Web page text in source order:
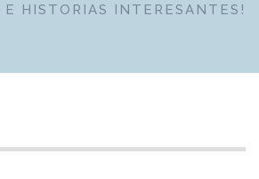
E HISTORIAS INTERESANTES!